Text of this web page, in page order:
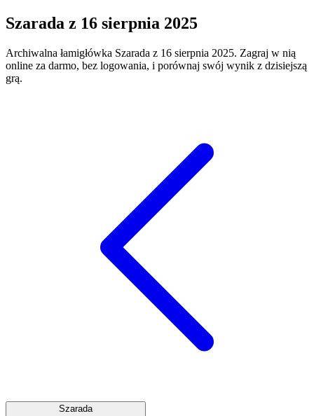
Szarada z 16 sierpnia 2025
Archiwalna łamigłówka Szarada z 16 sierpnia 2025. Zagraj w nią
online za darmo, bez logowania, i porównaj swój wynik z dzisiejszą
grą.
Szarada